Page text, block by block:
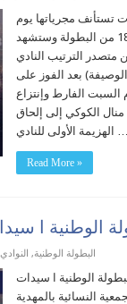
تستأنف مجرياتها يوم
السبت 27 فيفري 2016 بالجولة 18 من البطولة وستشهد
متصدر الترتيب النادي
بعد الفوز على
السبت الفارط وإنتزاع
منال الكوكي إلى إلحاق
الهزيمة الأولى للنادي …
Read More »
الوطنية ا
البطولة الوطنية,
في الجولة 17 من البطولة الوطنية ا سيدات
النسائية بالمهدية